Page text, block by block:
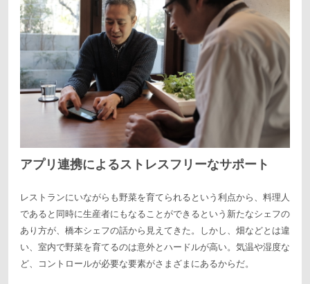
アプリ連携によるストレスフリーなサポート
レストランにいながらも野菜を育てられるという利点から、料理人
であると同時に生産者にもなることができるという新たなシェフの
あり方が、橋本シェフの話から見えてきた。しかし、畑などとは違
い、室内で野菜を育てるのは意外とハードルが高い。気温や湿度な
ど、コントロールが必要な要素がさまざまにあるからだ。